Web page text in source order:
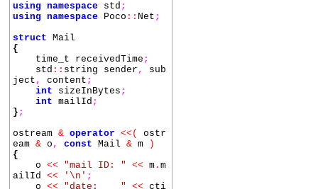
using namespace std ;
using namespace Poco :: Net ;
struct Mail
{
time_t receivedTime ;
std :: string sender ,
sub
ject , content ;
int sizeInBytes ;
int mailId ;
} ;
ostream & operator << (
ostr
eam & o , const Mail & m
)
{
o << "mail ID: " << m . m
ailId << '\n' ;
o << "date: " << cti